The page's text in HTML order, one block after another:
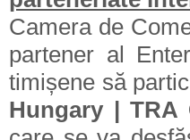
Camera de
partener al
timișene să
Hungary | TRA